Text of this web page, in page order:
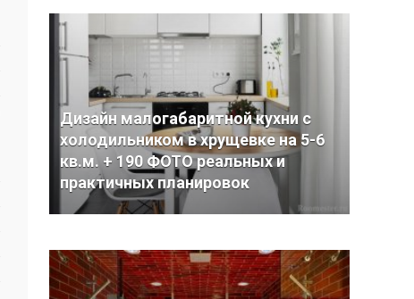
Дизайн малогабаритной кухни с
холодильником в хрущевке на 5-6
кв.м. + 190 ФОТО реальных и
практичных планировок